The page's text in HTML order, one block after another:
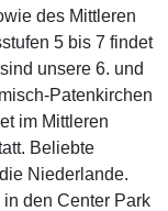
des Mittleren
5 bis 7 findet
unsere 6. und
Patenkirchen
im Mittleren
Beliebte
Niederlande.
den Center Park